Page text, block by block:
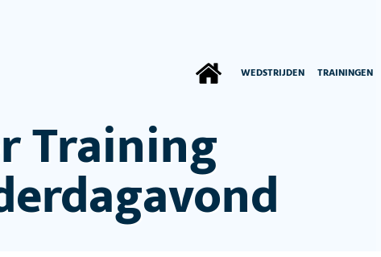
WEDSTRIJDEN TRAININGEN
Training